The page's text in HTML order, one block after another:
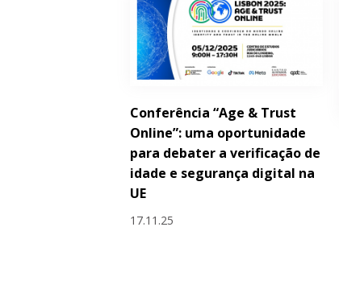
Conferência “Age & Trust
Online”: uma oportunidade
para debater a verificação de
idade e segurança digital na
UE
17.11.25